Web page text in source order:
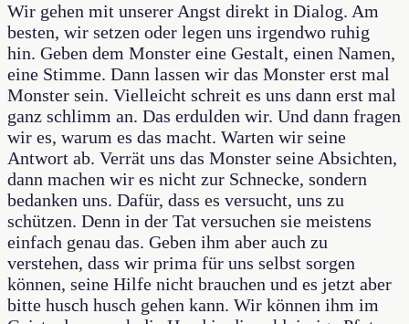
Wir gehen mit unserer Angst direkt in Dialog. Am
besten, wir setzen oder legen uns irgendwo ruhig
hin. Geben dem Monster eine Gestalt, einen Namen,
eine Stimme. Dann lassen wir das Monster erst mal
Monster sein. Vielleicht schreit es uns dann erst mal
ganz schlimm an. Das erdulden wir. Und dann fragen
wir es, warum es das macht. Warten wir seine
Antwort ab. Verrät uns das Monster seine Absichten,
dann machen wir es nicht zur Schnecke, sondern
bedanken uns. Dafür, dass es versucht, uns zu
schützen. Denn in der Tat versuchen sie meistens
einfach genau das. Geben ihm aber auch zu
verstehen, dass wir prima für uns selbst sorgen
können, seine Hilfe nicht brauchen und es jetzt aber
bitte husch husch gehen kann. Wir können ihm im